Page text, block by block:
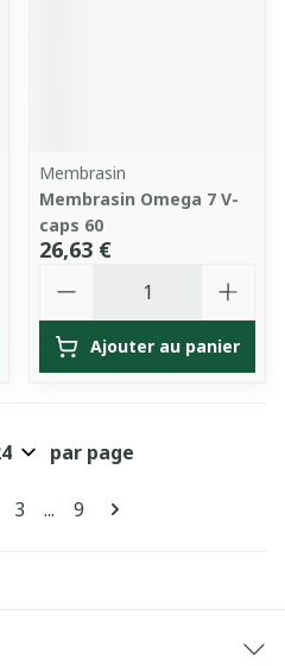
Membrasin
Membrasin Omega 7 V-
caps 60
26,63 €
Ajouter au panier
Pages
lisez actuellement la page
Page
3 ... Page
9
par page